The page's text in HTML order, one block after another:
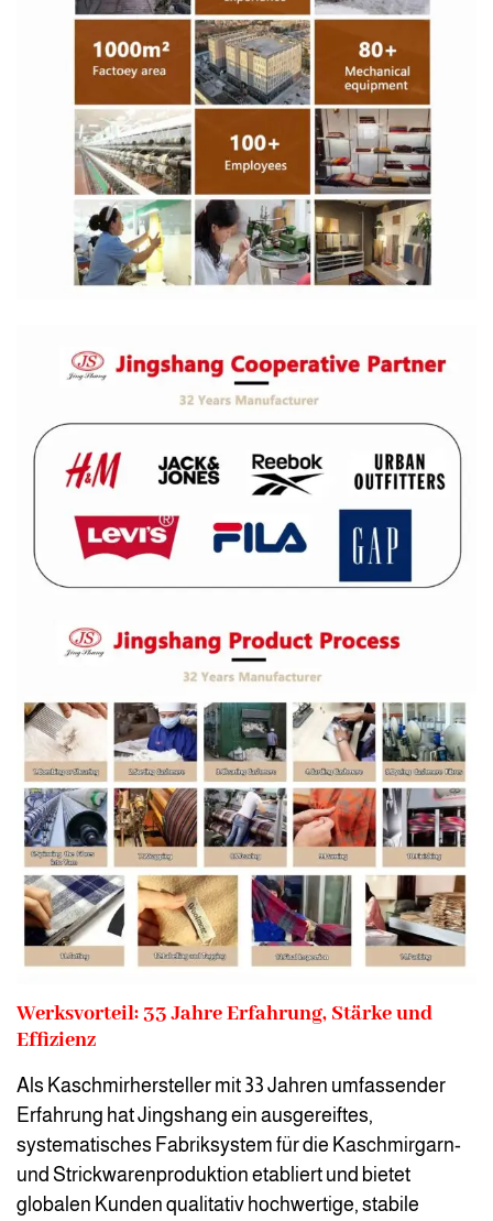
Werksvorteil: 33 Jahre Erfahrung, Stärke und
Effizienz
Als Kaschmirhersteller mit 33 Jahren umfassender
Erfahrung hat Jingshang ein ausgereiftes,
systematisches Fabriksystem für die Kaschmirgarn-
und Strickwarenproduktion etabliert und bietet
globalen Kunden qualitativ hochwertige, stabile